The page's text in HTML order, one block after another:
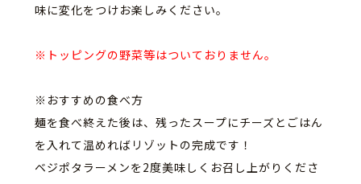
味に変化をつけお楽しみください。
※トッピングの野菜等はついておりません。
※おすすめの食べ方
麺を食べ終えた後は、残ったスープにチーズとごはん
を入れて温めればリゾットの完成です！
ベジポタラーメンを2度美味しくお召し上がりくださ